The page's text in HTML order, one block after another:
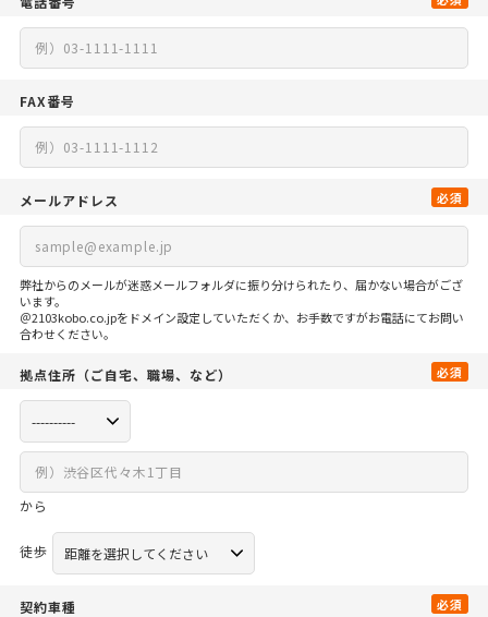
FAX番号
メールアドレス 必須
弊社からのメールが迷惑メールフォルダに振り分けられたり、届かない場合がござ
います。
＠2103kobo.co.jpをドメイン設定していただくか、お手数ですがお電話にてお問い
合わせください。
拠点住所 （ご自宅、 職場、など） 必須
から
徒歩
契約車種 必須